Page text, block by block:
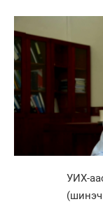
УИХ-